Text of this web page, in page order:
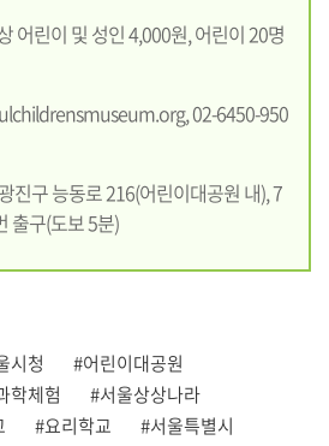
어린이 및 성인 4,000원, 어린이 20명
, 02-6450-950
진구 능동로 216(어린이대공원 내), 7
출구(도보 5분)
시청
#어린이대공원
학체험
#서울상상나라
#요리학교
#서울특별시